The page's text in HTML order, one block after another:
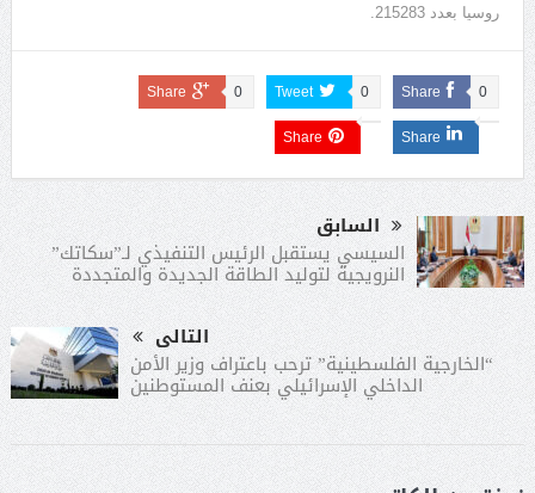
روسيا بعدد 215283.
Share 0
Tweet 0
Share 0
Share
Share
السابق
السيسي يستقبل الرئيس التنفيذي لـ”سكاتك”
النرويجية لتوليد الطاقة الجديدة والمتجددة
التالى
“الخارجية الفلسطينية” ترحب باعتراف وزير الأمن
الداخلي الإسرائيلي بعنف المستوطنين